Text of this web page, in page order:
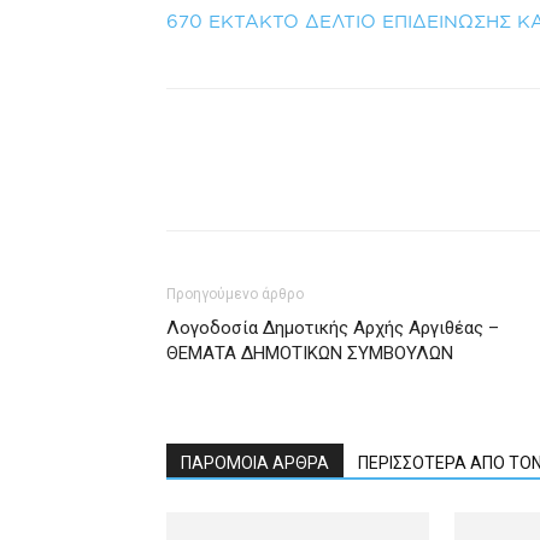
670 ΕΚΤΑΚΤΟ ΔΕΛΤΙΟ ΕΠΙΔΕΙΝΩΣΗΣ
Προηγούμενο άρθρο
Λογοδοσία Δημοτικής Αρχής Αργιθέας –
ΘΕΜΑΤΑ ΔΗΜΟΤΙΚΩΝ ΣΥΜΒΟΥΛΩΝ
ΠΑΡΟΜΟΙΑ ΑΡΘΡΑ ΠΕΡΙΣΣΟΤΕΡΑ ΑΠΟ